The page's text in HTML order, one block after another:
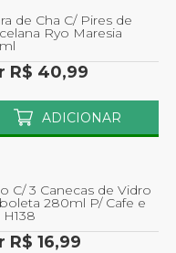
de Cha C/ Pires de
Ryo Maresia
R$ 40,99
ADICIONAR
C/ 3 Canecas de Vidro
280ml P/ Cafe e
H138
R$ 16,99